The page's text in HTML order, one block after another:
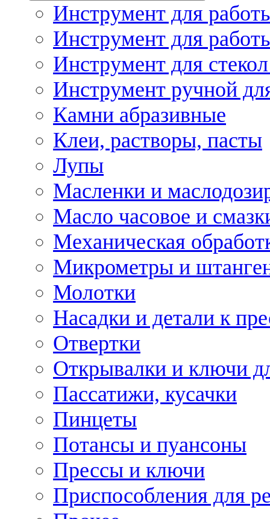
Инструмент для
Инструмент для
Инструмент для
Инструмент ручной
Камни абразивные
Клеи, растворы, пасты
Лупы
Масленки и
Масло часовое и
Механическая
Микрометры и
Молотки
Насадки и детали к
Отвертки
Открывалки и ключи
Пассатижи, кусачки
Пинцеты
Потансы и пуансоны
Прессы и ключи
Приспособления для